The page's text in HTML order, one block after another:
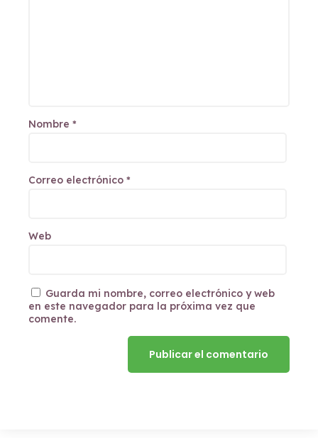
Nombre *
Correo electrónico *
Web
Guarda mi nombre, correo electrónico y web
en este navegador para la próxima vez que
comente.